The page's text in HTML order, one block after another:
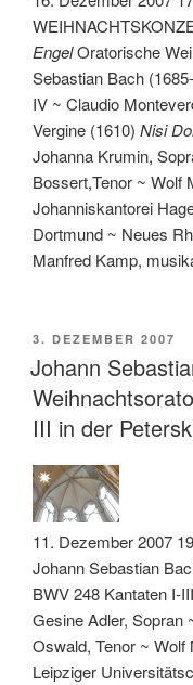
EngelOratorische
Sebastian Bach
IV ~ Claudio
Vergine (1610) Nisi
Johanna Krumin,
Bossert,Tenor ~ Wolf
Johanniskantorei
Dortmund ~ Neues
Manfred Kamp,
VERÖFFENTLICHT
AM
3. DEZEMBER 2007
Johann
III in der
11. Dezember 2007
Johann Sebastian
BWV 248 Kantaten I-III
Gesine Adler, Sopran
Oswald, Tenor ~
Leipziger